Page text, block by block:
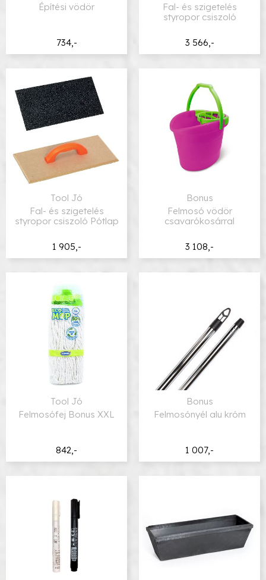
734,-
Építési vödör
3 566,-
Fal- és szigetelés
styropor csiszoló
1 905,-
Tool Jó
Fal- és szigetelés
styropor csiszoló Pótlap
3 108,-
Bonus
Felmosó vödör
csavarókosárral
842,-
Tool Jó
Felmosófej Bonus XXL
1 007,-
Bonus
Felmosónyél alu króm